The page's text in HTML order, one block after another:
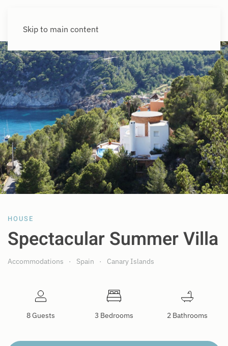
Skip to main content
HOUSE
Spectacular Summer Villa
Accommodations Spain Canary Islands
8 Guests 3 Bedrooms 2 Bathrooms